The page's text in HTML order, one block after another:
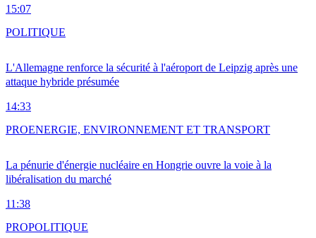
15:07
L'Allemagne renforce la sécurité à l'aéroport de Leipzig après une
attaque hybride présumée
14:33
POLITIQUE
La pénurie d'énergie nucléaire en Hongrie ouvre la voie à la
libéralisation du marché
11:38
PROENERGIE, ENVIRONNEMENT ET TRANSPORT
PROPOLITIQUE